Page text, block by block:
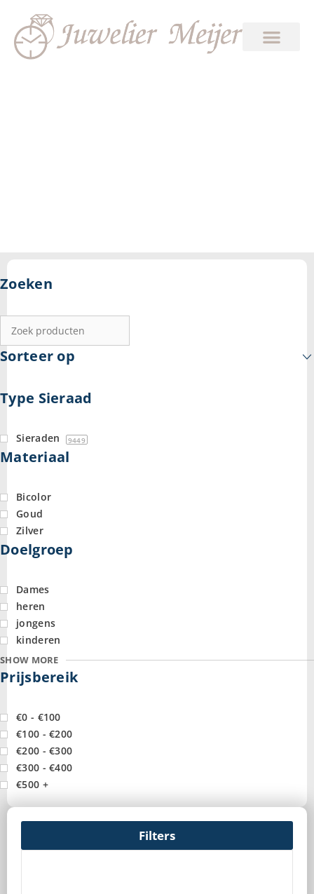
Zoeken
Sorteer op
Type Sieraad
Sieraden 9449
Materiaal
Bicolor
Goud
Zilver
Doelgroep
Dames
heren
jongens
kinderen
SHOW MORE
Prijsbereik
€0 - €100
€100 - €200
€200 - €300
€300 - €400
€500 +
Filters